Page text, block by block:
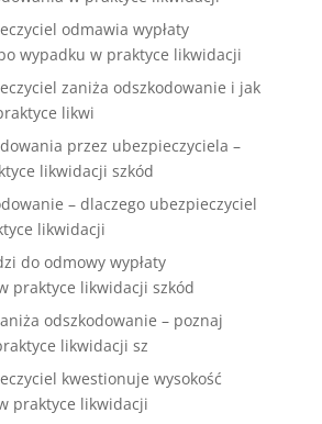
odmawia wypłaty
wypadku w praktyce likwidacji
zaniża odszkodowanie i jak
likwi
przez ubezpieczyciela –
likwidacji szkód
– dlaczego ubezpieczyciel
likwidacji
do odmowy wypłaty
praktyce likwidacji szkód
odszkodowanie – poznaj
likwidacji sz
kwestionuje wysokość
praktyce likwidacji